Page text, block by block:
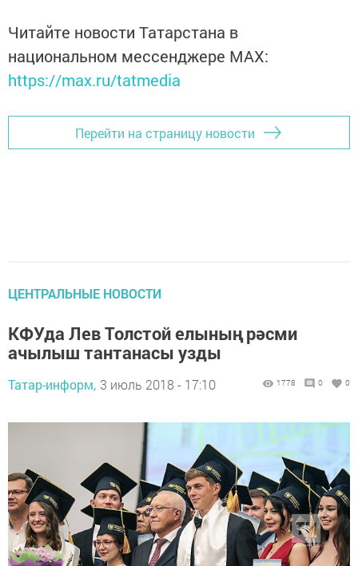
Читайте новости Татарстана в
национальном мессенджере MАХ:
https://max.ru/tatmedia
Перейти на страницу новости
ЦЕНТРАЛЬНЫЕ НОВОСТИ
КФУда Лев Толстой елының рәсми
ачылыш тантанасы узды
Татар-информ, 3 июль 2018 - 17:10 1778 0 0